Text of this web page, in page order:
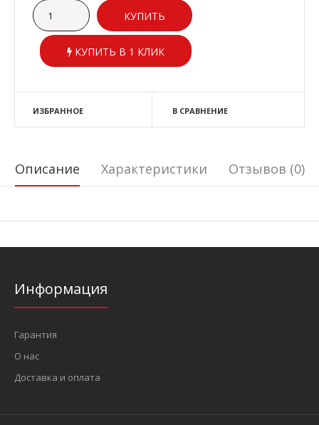
КУПИТЬ В 1 КЛИК
ИЗБРАННОЕ В СРАВНЕНИЕ
Описание Характеристики Отзывов (0)
Информация
Гарантия
О нас
Доставка и оплата